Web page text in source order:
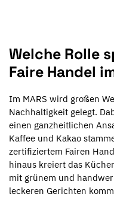
Welche Rolle
Faire Handel
Im MARS wird großen
Nachhaltigkeit gelegt.
einen ganzheitlichen
Kaffee und Kakao
zertifiziertem Fairen
hinaus kreiert das
mit grünem und
leckeren Gerichten